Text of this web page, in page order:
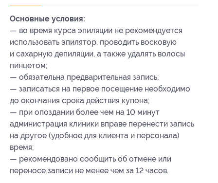
Основные условия:
— во время курса эпиляции не рекомендуется
использовать эпилятор, проводить восковую
и сахарную депиляции, а также удалять волосы
пинцетом;
— обязательна предварительная запись;
— записаться на первое посещение необходимо
до окончания срока действия купона;
— при опоздании более чем на 10 минут
администрация клиники вправе перенести запись
на другое (удобное для клиента и персонала)
время;
— рекомендовано сообщить об отмене или
переносе записи не менее чем за 12 часов.